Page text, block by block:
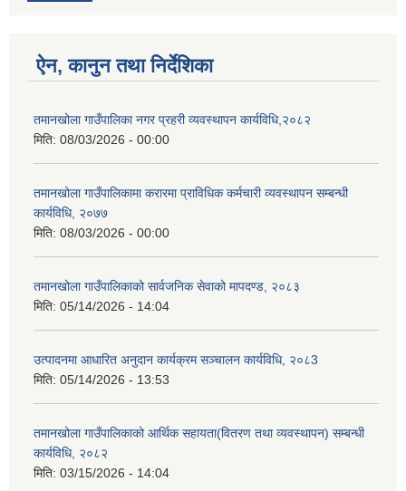
ऐन, कानुन तथा निर्देशिका
तमानखोला गाउँपालिका नगर प्रहरी व्यवस्थापन कार्यविधि,२०८२
मिति: 08/03/2026 - 00:00
तमानखोला गाउँपालिकामा करारमा प्राविधिक कर्मचारी व्यवस्थापन सम्बन्धी
कार्यविधि, २०७७
मिति: 08/03/2026 - 00:00
तमानखोला गाउँपालिकाको सार्वजनिक सेवाको मापदण्ड, २०८३
मिति: 05/14/2026 - 14:04
उत्पादनमा आधारित अनुदान कार्यक्रम सञ्चालन कार्यविधि, २०८3
मिति: 05/14/2026 - 13:53
तमानखोला गाउँपालिकाको आर्थिक सहायता(वितरण तथा व्यवस्थापन) सम्बन्धी
कार्यविधि, २०८२
मिति: 03/15/2026 - 14:04